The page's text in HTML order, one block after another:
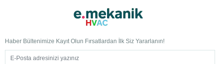
Haber Bültenimize Kayıt Olun Fırsatlardan İlk Siz Yararlanın!